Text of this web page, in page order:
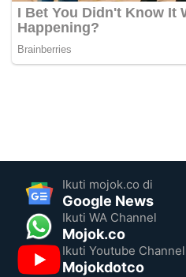
Ikuti mojok.co di
Google News
Ikuti WA Channel
Mojok.co
Ikuti Youtube Channel
Mojokdotco